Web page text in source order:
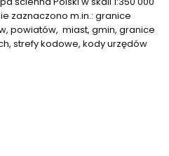
zaznaczono m.in.: granice
powiatów, miast, gmin, granice
strefy kodowe, kody urzędów